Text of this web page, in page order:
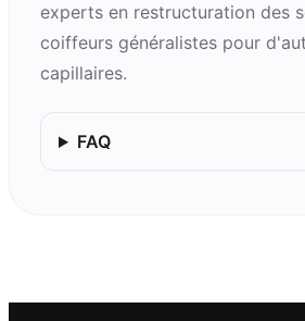
experts en restructuration des
coiffeurs généralistes pour
capillaires.
FAQ